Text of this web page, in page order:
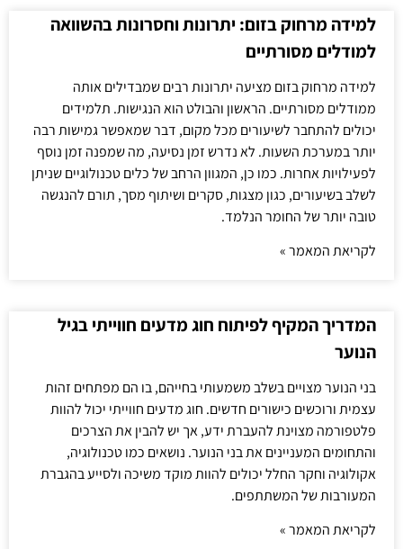
למידה מרחוק בזום: יתרונות וחסרונות בהשוואה
למודלים מסורתיים
למידה מרחוק בזום מציעה יתרונות רבים שמבדילים אותה
ממודלים מסורתיים. הראשון והבולט הוא הנגישות. תלמידים
יכולים להתחבר לשיעורים מכל מקום, דבר שמאפשר גמישות רבה
יותר במערכת השעות. לא נדרש זמן נסיעה, מה שמפנה זמן נוסף
לפעילויות אחרות. כמו כן, המגוון הרחב של כלים טכנולוגיים שניתן
לשלב בשיעורים, כגון מצגות, סקרים ושיתוף מסך, תורם להנגשה
טובה יותר של החומר הנלמד.
לקריאת המאמר »
המדריך המקיף לפיתוח חוג מדעים חווייתי בגיל
הנוער
בני הנוער מצויים בשלב משמעותי בחייהם, בו הם מפתחים זהות
עצמית ורוכשים כישורים חדשים. חוג מדעים חווייתי יכול להוות
פלטפורמה מצוינת להעברת ידע, אך יש להבין את הצרכים
והתחומים המעניינים את בני הנוער. נושאים כמו טכנולוגיה,
אקולוגיה וחקר החלל יכולים להוות מוקד משיכה ולסייע בהגברת
המעורבות של המשתתפים.
לקריאת המאמר »